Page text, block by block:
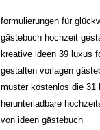
formulierungen für
gästebuch hochzeit
kreative ideen 39 luxus
gestalten vorlagen
muster kostenlos die 31
herunterladbare
von ideen gästebuch